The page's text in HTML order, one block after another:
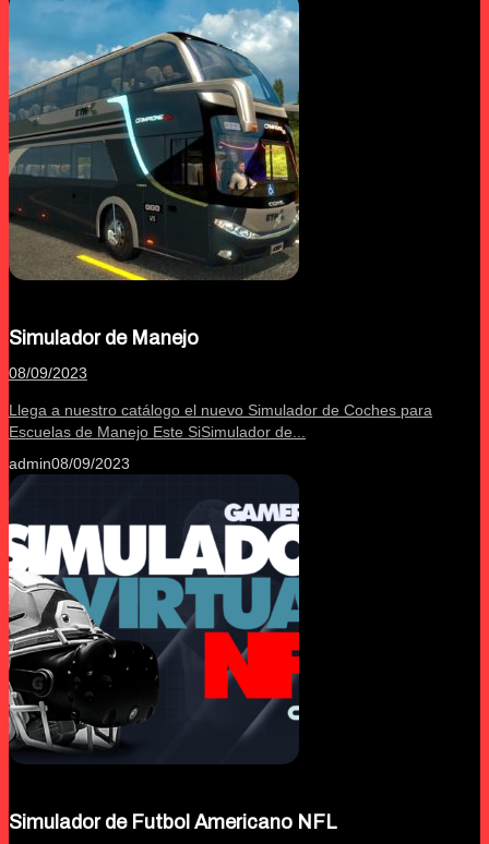
Simulador de Manejo
08/09/2023
Llega a nuestro catálogo el nuevo Simulador de Coches para
Escuelas de Manejo Este SiSimulador de...
admin08/09/2023
Simulador de Futbol Americano NFL